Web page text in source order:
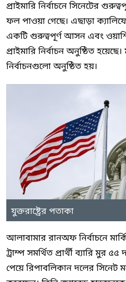
প্রাইমারি নির্বাচনে সিনেটের
ফল পাওয়া গেছে। এছাড়া
একটি গুরুত্বপূর্ণ আসন এবং
প্রাইমারি নির্বাচন অনুষ্ঠিত
নির্বাচনগুলো অনুষ্ঠিত হয়।
যুক্তরাষ্ট্রের পতাকা
আলাবামার রানঅফ নির্বাচনে
ট্রাম্প সমর্থিত প্রার্থী ব্যারি মুর
পেয়ে রিপাবলিকান দলের সিনেট